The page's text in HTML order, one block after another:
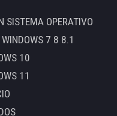
SISTEMA OPERATIVO
7 8 8.1
10
11